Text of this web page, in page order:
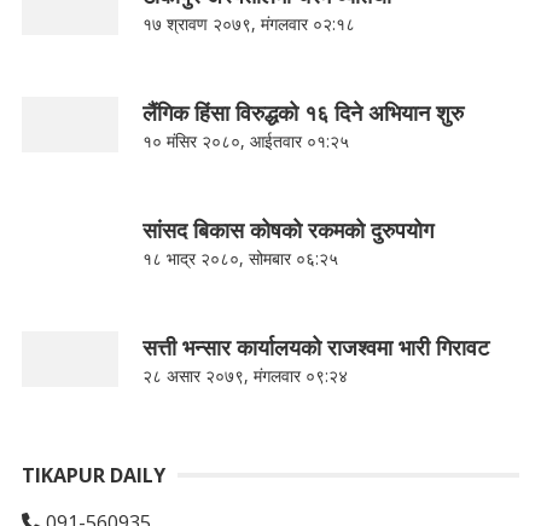
१७ श्रावण २०७९, मंगलवार ०२:१८
लैंगिक हिंसा विरुद्धको १६ दिने अभियान शुरु
१० मंसिर २०८०, आईतवार ०१:२५
सांसद बिकास कोषको रकमको दुरुपयोग
१८ भाद्र २०८०, सोमबार ०६:२५
सत्ती भन्सार कार्यालयको राजश्वमा भारी गिरावट
२८ असार २०७९, मंगलवार ०९:२४
TIKAPUR DAILY